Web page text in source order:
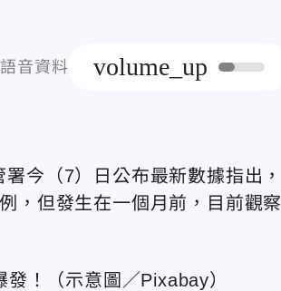
音資料 volume_up
今（7）日公布最新數據指出，
，但發生在一個月前，目前觀察